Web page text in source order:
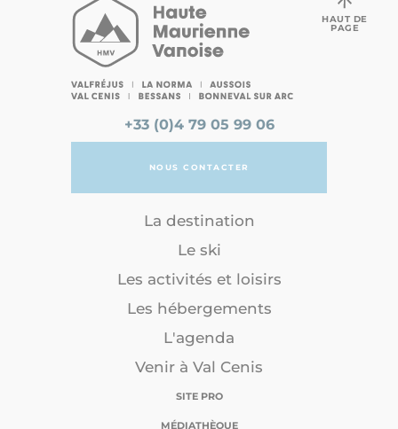
+33 (0)4 79 05 99 06
NOUS CONTACTER
La destination
Le ski
Les activités et loisirs
Les hébergements
L'agenda
Venir à Val Cenis
SITE PRO
MÉDIATHÈQUE
HAUT DE
PAGE